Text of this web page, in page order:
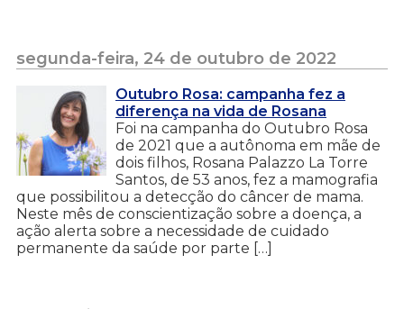
segunda-feira, 24 de outubro de 2022
Outubro Rosa: campanha fez a
diferença na vida de Rosana
Foi na campanha do Outubro Rosa
de 2021 que a autônoma em mãe de
dois filhos, Rosana Palazzo La Torre
Santos, de 53 anos, fez a mamografia
que possibilitou a detecção do câncer de mama.
Neste mês de conscientização sobre a doença, a
ação alerta sobre a necessidade de cuidado
permanente da saúde por parte […]